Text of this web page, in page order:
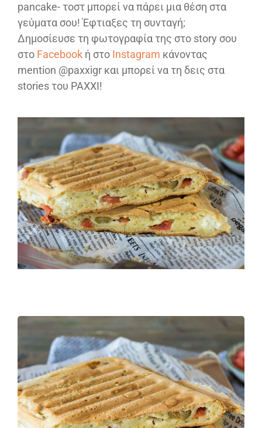
pancake- τοστ μπορεί να πάρει μια θέση στα
γεύματα σου! Έφτιαξες τη συνταγή;
Δημοσίευσε τη φωτογραφία της στο story σου
στο Facebook ή στο Instagram κάνοντας
mention @paxxigr και μπορεί να τη δεις στα
stories του PAXXI!